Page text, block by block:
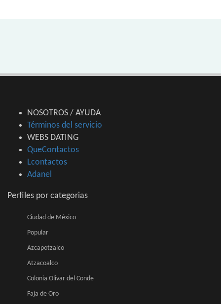
NOSOTROS / AYUDA
Términos del servicio
WEBS DATING
QueContactos
Lcontactos
Adanel
Perfiles por categorias
Ciudad de México
Popular
Azcapotzalco
Atzacoalco
Colonia Olivar del Conde
Faja de Oro